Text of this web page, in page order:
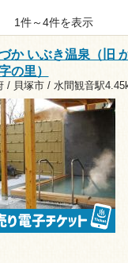
1件～4件を表示
か いぶき温泉（旧
の里）
/ 貝塚市 / 水間観音駅